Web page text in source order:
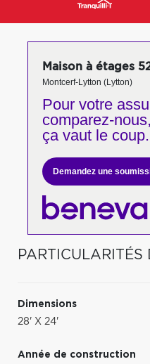
Maison à étages
Montcerf-Lytton (Lytton)
Pour votre
comparez-nous,
ça vaut le coup.
Demandez une
PARTICULARITÉS
Dimensions
28' X 24'
Année de construction